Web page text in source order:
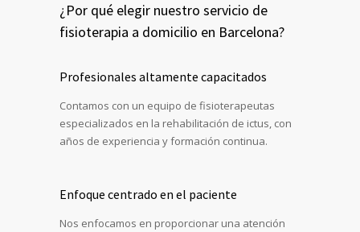
¿Por qué elegir nuestro servicio de
fisioterapia a domicilio en Barcelona?
Profesionales altamente capacitados
Contamos con un equipo de fisioterapeutas
especializados en la rehabilitación de ictus, con
años de experiencia y formación continua.
Enfoque centrado en el paciente
Nos enfocamos en proporcionar una atención